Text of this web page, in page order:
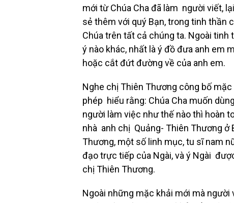
mới từ Chúa Cha đã làm người viết,
sẻ thêm với quý Bạn, trong tinh thần
Chúa trên tất cả chúng ta. Ngoài
ý nào khác, nhất là ý đồ đưa anh em
hoặc cắt đứt đường về của anh em.
Nghe chị Thiên Thương công bố
phép hiểu rằng: Chúa Cha muốn
người làm việc như thế nào thì hoàn
nhà anh chị Quảng- Thiên Thương ở
Thương, một số linh mục, tu sĩ nam
đạo trực tiếp của Ngài, và ý Ngài
chị Thiên Thương.
Ngoài những mặc khải mới mà